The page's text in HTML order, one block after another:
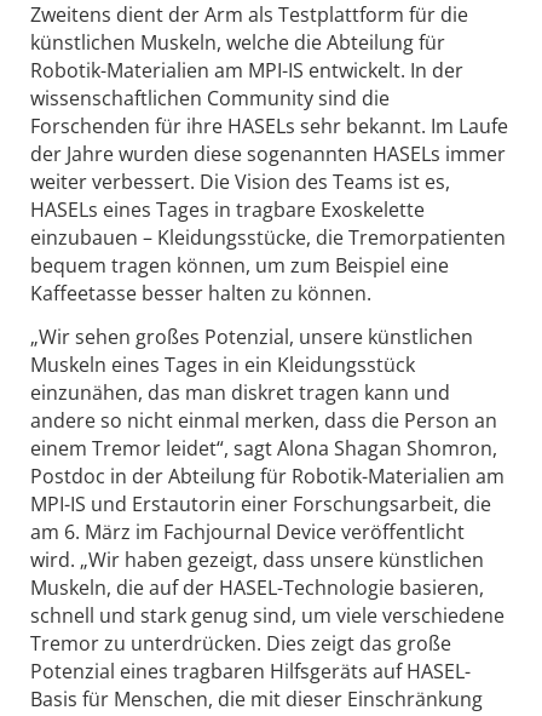
Zweitens dient der Arm als Testplattform für die
künstlichen Muskeln, welche die Abteilung für
Robotik-Materialien am MPI-IS entwickelt. In der
wissenschaftlichen Community sind die
Forschenden für ihre HASELs sehr bekannt. Im Laufe
der Jahre wurden diese sogenannten HASELs immer
weiter verbessert. Die Vision des Teams ist es,
HASELs eines Tages in tragbare Exoskelette
einzubauen – Kleidungsstücke, die Tremorpatienten
bequem tragen können, um zum Beispiel eine
Kaffeetasse besser halten zu können.
„Wir sehen großes Potenzial, unsere künstlichen
Muskeln eines Tages in ein Kleidungsstück
einzunähen, das man diskret tragen kann und
andere so nicht einmal merken, dass die Person an
einem Tremor leidet“, sagt Alona Shagan Shomron,
Postdoc in der Abteilung für Robotik-Materialien am
MPI-IS und Erstautorin einer Forschungsarbeit, die
am 6. März im Fachjournal Device veröffentlicht
wird. „Wir haben gezeigt, dass unsere künstlichen
Muskeln, die auf der HASEL-Technologie basieren,
schnell und stark genug sind, um viele verschiedene
Tremor zu unterdrücken. Dies zeigt das große
Potenzial eines tragbaren Hilfsgeräts auf HASEL-
Basis für Menschen, die mit dieser Einschränkung